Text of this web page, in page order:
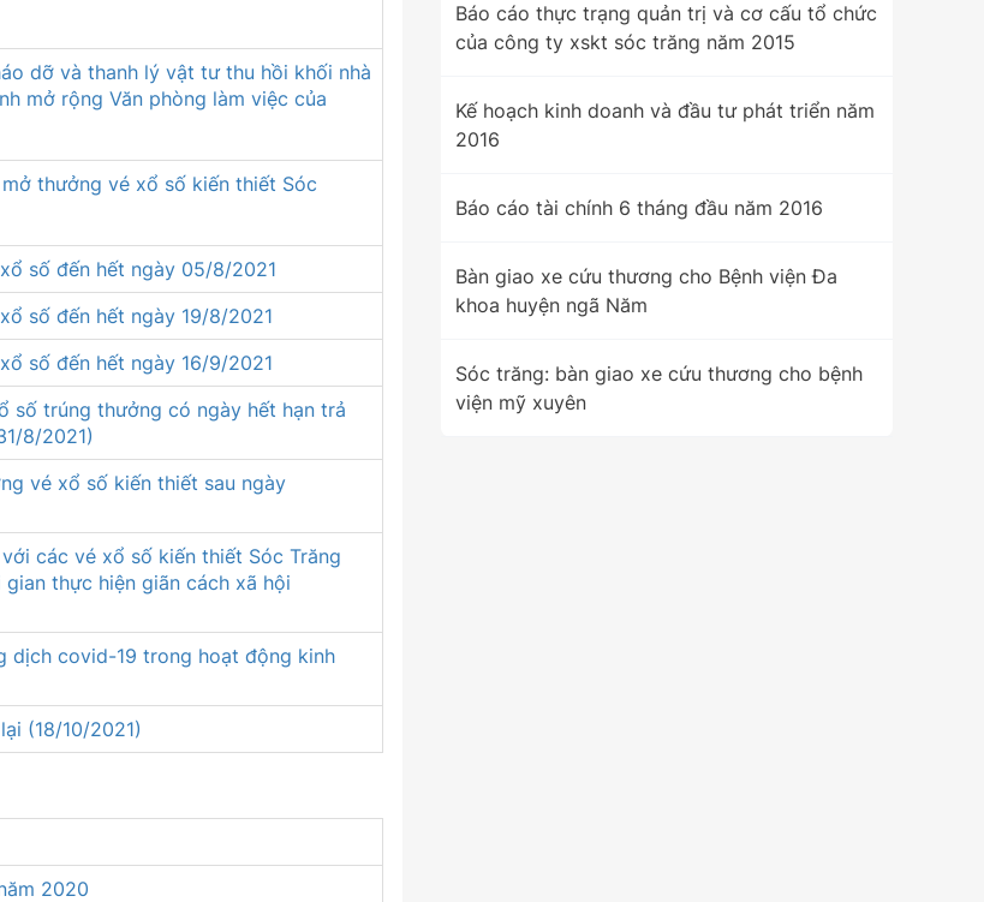
dỡ và thanh lý vật tư thu hồi khối nhà
mở rộng Văn phòng làm việc của
thưởng vé xổ số kiến thiết Sóc
số đến hết ngày 05/8/2021
số đến hết ngày 19/8/2021
số đến hết ngày 16/9/2021
số trúng thưởng có ngày hết hạn trả
8/2021)
vé xổ số kiến thiết sau ngày
các vé xổ số kiến thiết Sóc Trăng
thực hiện giãn cách xã hội
dịch covid-19 trong hoạt động kinh
(18/10/2021)
2020
Báo cáo thực trạng quản trị và cơ cấu tổ chức
của công ty xskt sóc trăng năm 2015
Kế hoạch kinh doanh và đầu tư phát triển năm
2016
Báo cáo tài chính 6 tháng đầu năm 2016
Bàn giao xe cứu thương cho Bệnh viện Đa
khoa huyện ngã Năm
Sóc trăng: bàn giao xe cứu thương cho bệnh
viện mỹ xuyên